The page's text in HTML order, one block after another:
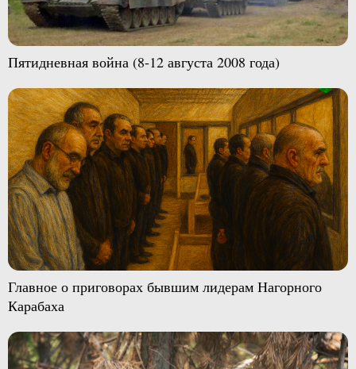
Пятидневная война (8-12 августа 2008 года)
Главное о приговорах бывшим лидерам Нагорного
Карабаха